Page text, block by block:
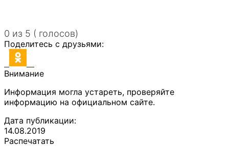
0 из 5 ( голосов)
Поделитесь с друзьями:
Внимание
Информация могла устареть, проверяйте
информацию на официальном сайте.
Дата публикации:
14.08.2019
Распечатать